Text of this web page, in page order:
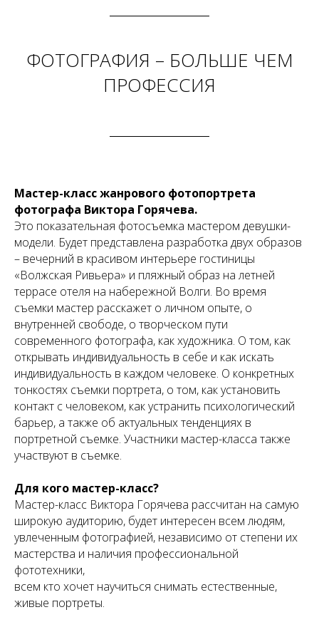
ФОТОГРАФИЯ – БОЛЬШЕ ЧЕМ
ПРОФЕССИЯ
Мастер-класс жанрового фотопортрета
фотографа Виктора Горячева.
Это показательная фотосъемка мастером девушки-
модели. Будет представлена разработка двух образов
– вечерний в красивом интерьере гостиницы
«Волжская Ривьера» и пляжный образ на летней
террасе отеля на набережной Волги. Во время
съемки мастер расскажет о личном опыте, о
внутренней свободе, о творческом пути
современного фотографа, как художника. О том, как
открывать индивидуальность в себе и как искать
индивидуальность в каждом человеке. О конкретных
тонкостях съемки портрета, о том, как установить
контакт с человеком, как устранить психологический
барьер, а также об актуальных тенденциях в
портретной съемке. Участники мастер-класса также
участвуют в съемке.
Для кого мастер-класс?
Мастер-класс Виктора Горячева рассчитан на самую
широкую аудиторию, будет интересен всем людям,
увлеченным фотографией, независимо от степени их
мастерства и наличия профессиональной
фототехники,
всем кто хочет научиться снимать естественные,
живые портреты.